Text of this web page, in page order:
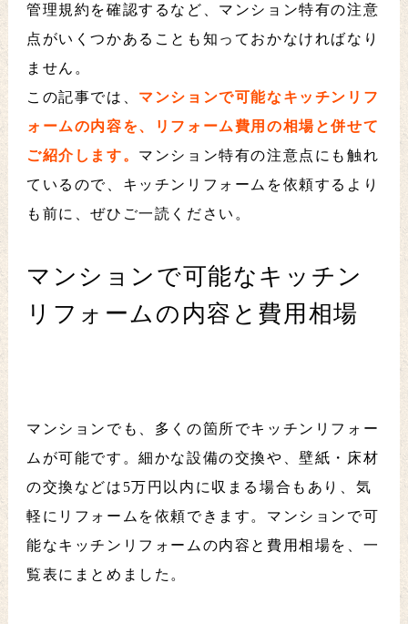
管理規約を確認するなど、マンション特有の注意
点がいくつかあることも知っておかなければなり
ません。
この記事では、 マンションで可能なキッチンリフ
ォームの内容を、リフォーム費用の相場と併せて
ご紹介します。 マンション特有の注意点にも触れ
ているので、キッチンリフォームを依頼するより
も前に、ぜひご一読ください。
マンションで可能なキッチン
リフォームの内容と費用相場
マンションでも、多くの箇所でキッチンリフォー
ムが可能です。細かな設備の交換や、壁紙・床材
の交換などは5万円以内に収まる場合もあり、気
軽にリフォームを依頼できます。マンションで可
能なキッチンリフォームの内容と費用相場を、一
覧表にまとめました。